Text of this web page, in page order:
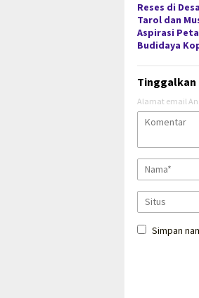
Reses di
Tarol dan
Aspirasi
Budidaya
Tinggalkan
Alamat email
Simpan